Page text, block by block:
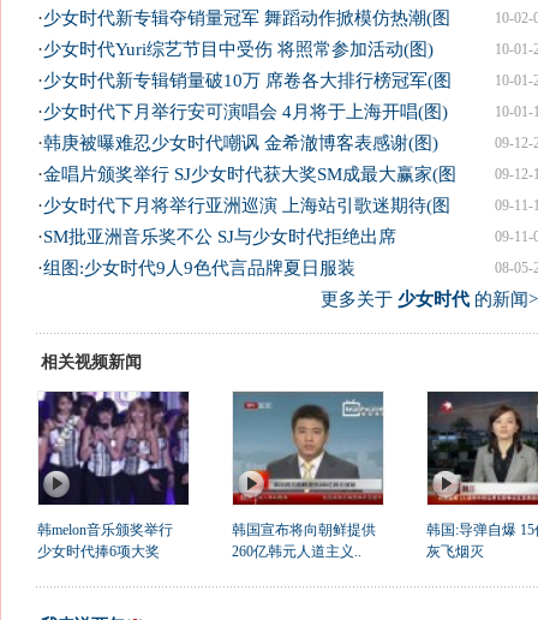
10-02-
·少女时代新专辑夺销量冠军 舞蹈动作掀模仿热潮(图
10-01-
·少女时代Yuri综艺节目中受伤 将照常参加活动(图)
10-01-
·少女时代新专辑销量破10万 席卷各大排行榜冠军(图
10-01-
·少女时代下月举行安可演唱会 4月将于上海开唱(图)
09-12-
·韩庚被曝难忍少女时代嘲讽 金希澈博客表感谢(图)
09-12-
·金唱片颁奖举行 SJ少女时代获大奖SM成最大赢家(图
09-11-
·少女时代下月将举行亚洲巡演 上海站引歌迷期待(图
09-11-
·SM批亚洲音乐奖不公 SJ与少女时代拒绝出席
08-05-
·组图:少女时代9人9色代言品牌夏日服装
更多关于 少女时代的新闻
相关视频新闻
韩melon音乐颁奖举行
少女时代捧6项大奖
韩国宣布将向朝鲜提供
260亿韩元人道主义..
韩国:导弹自爆 15
灰飞烟灭